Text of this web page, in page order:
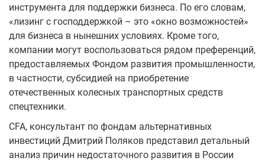
инструмента для поддержки бизнеса. По его словам,
«лизинг с господдержкой – это «окно возможностей»
для бизнеса в нынешних условиях. Кроме того,
компании могут воспользоваться рядом преференций,
предоставляемых Фондом развития промышленности,
в частности, субсидией на приобретение
отечественных колесных транспортных средств
спецтехники.
CFA, консультант по фондам альтернативных
инвестиций Дмитрий Поляков представил детальный
анализ причин недостаточного развития в России